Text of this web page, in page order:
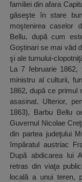
familiei din afara
găseşte în stare
moştenirea caselor
Bellu, după cum
Goştinari se mai văd
şi ale turnului-
La 7 februarie
ministru al culturii,
1862, după ce primul
asasinat. Ulterior,
1863), Barbu Bellu
Guvernul Nicolae
din partea judeţului
împăratul austriac
După abdicarea lui
retras din viaţa
locală a unui teren,